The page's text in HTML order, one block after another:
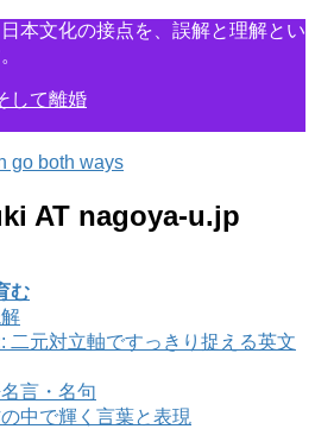
本文化の接点を、誤解と理解とい
して離婚
AT nagoya-u.jp
む
二元対立軸ですっきり捉える英文
言・名句
中で輝く言葉と表現